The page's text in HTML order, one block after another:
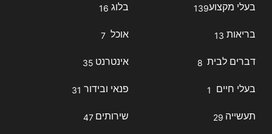
בעלי מקצוע139 בלוג 16
בריאות 13 אוכל 7
דברים לבית 8 אינטרנט 35
בעלי חיים 1 פנאי ובידור 31
תעשייה 29 שירותים 47